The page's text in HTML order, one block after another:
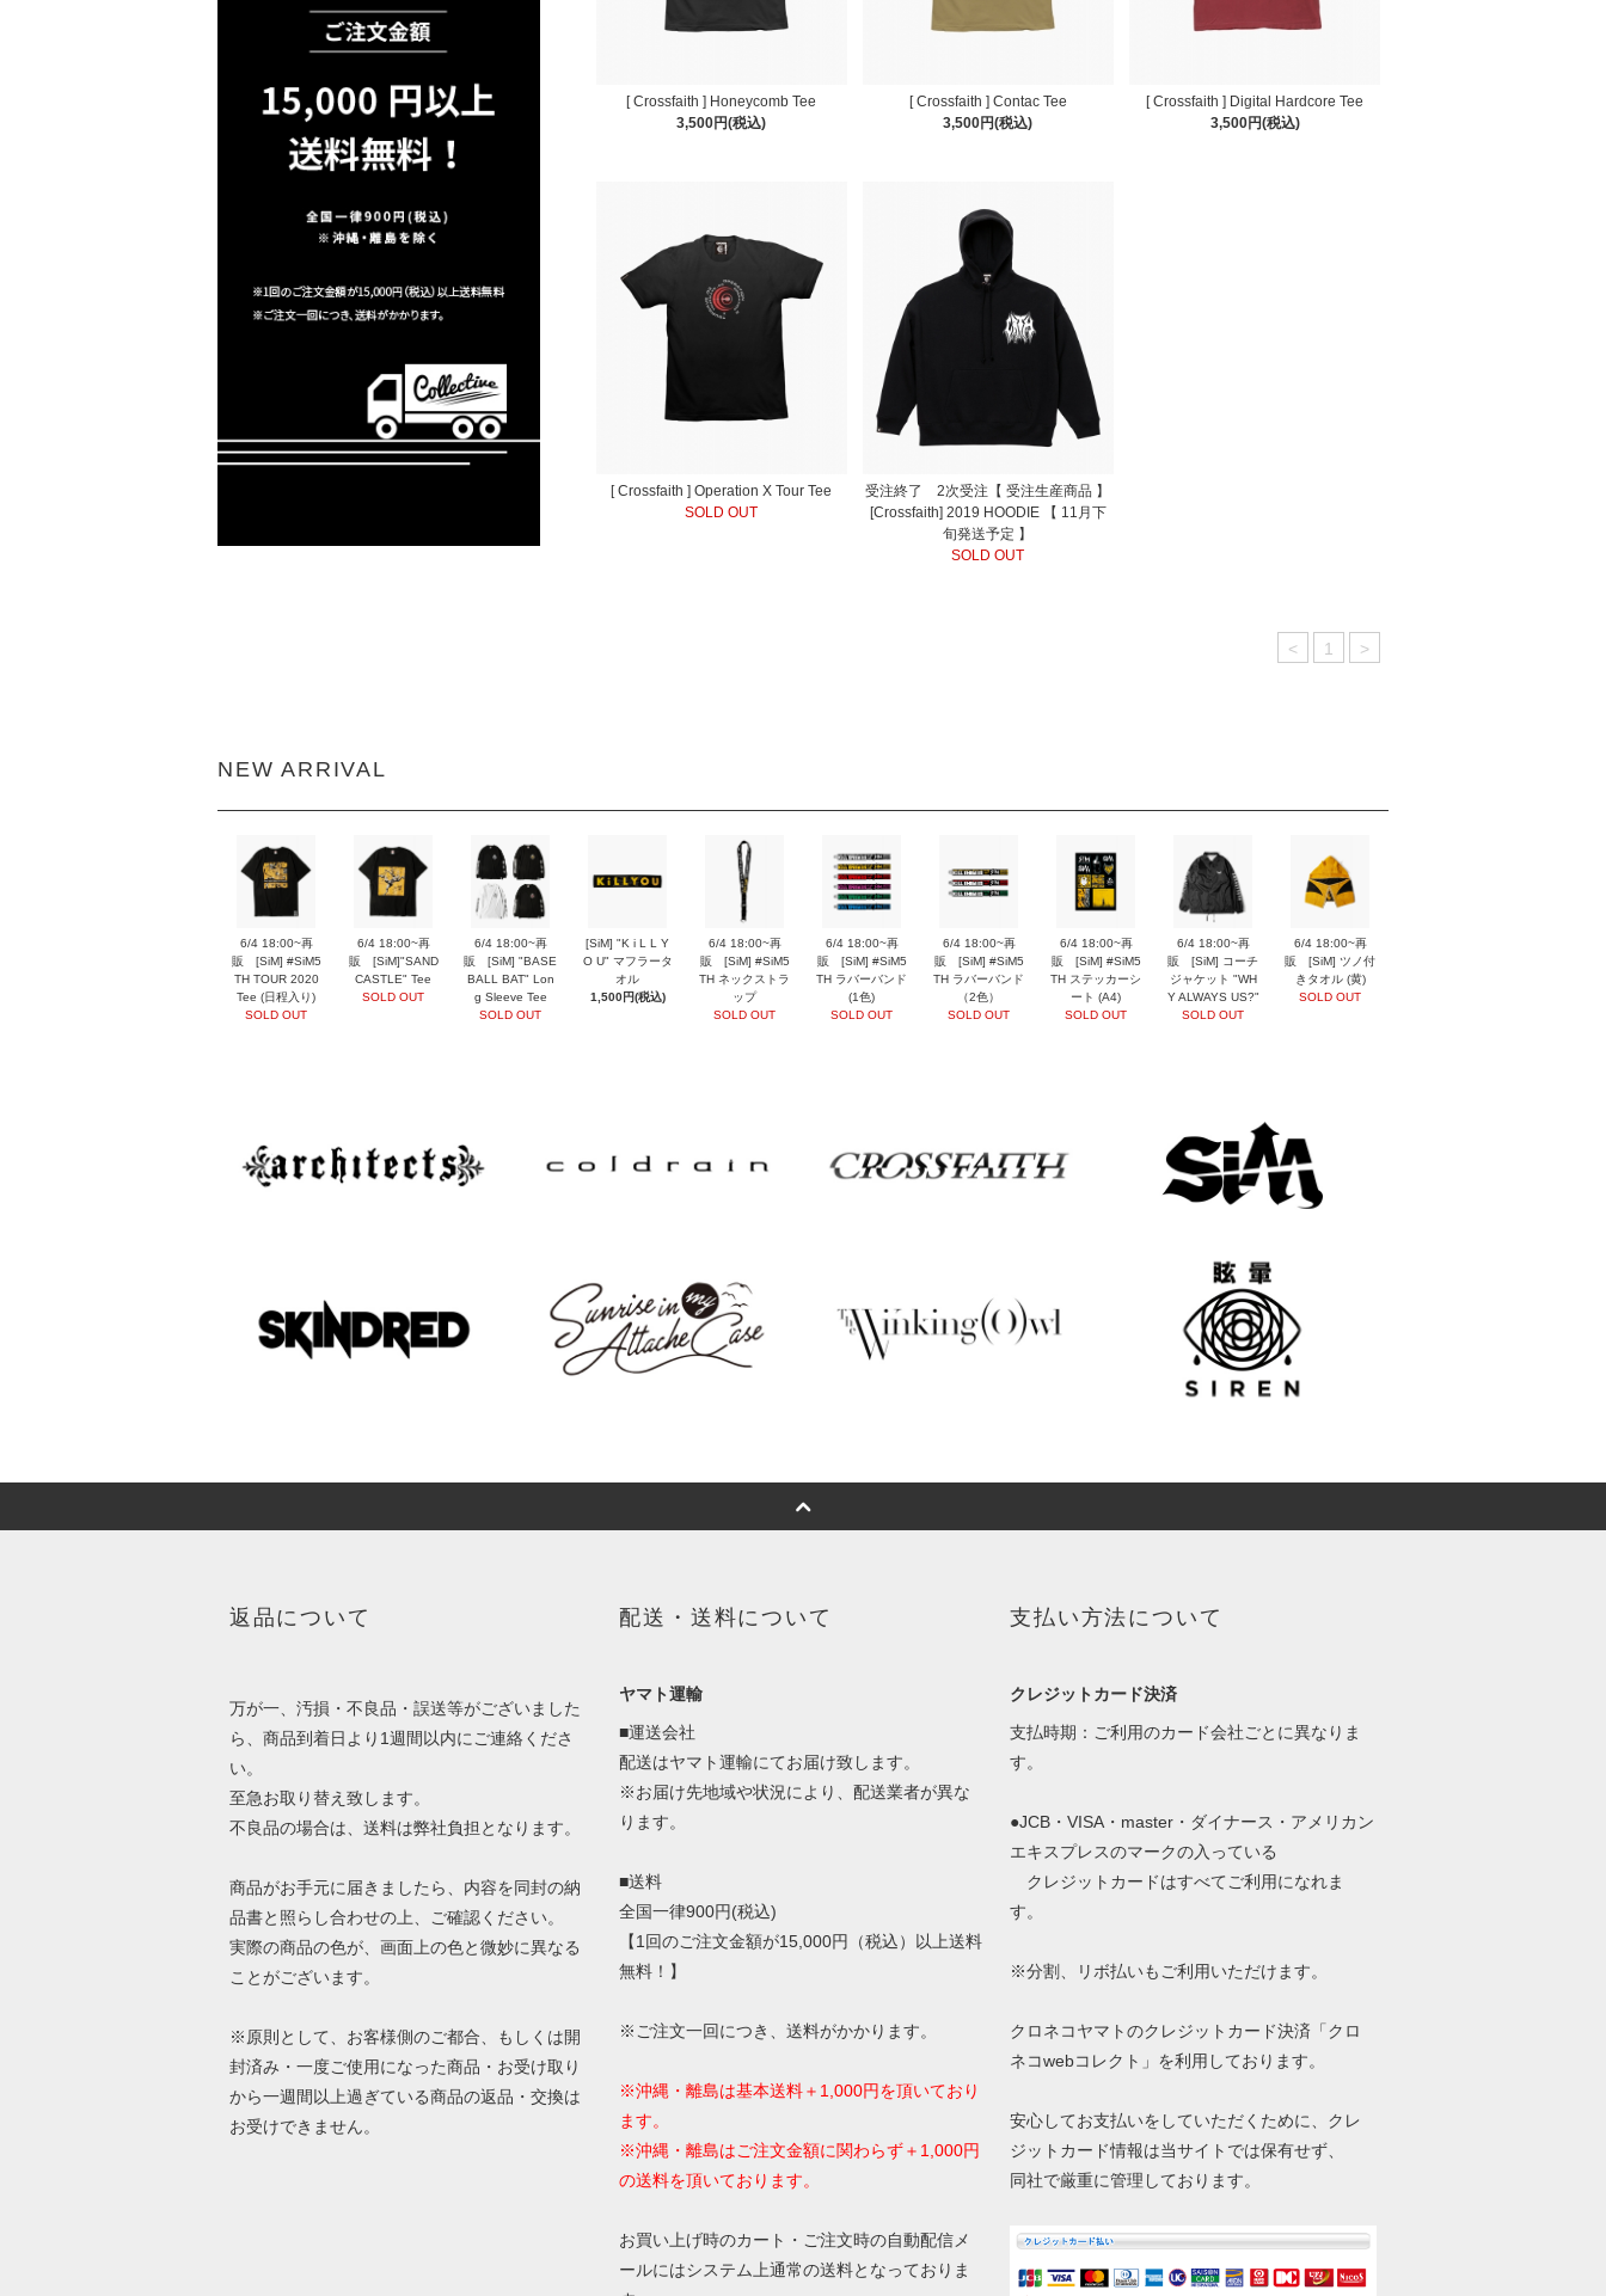
[ Crossfaith ] Honeycomb Tee
3,500円(税込)
[ Crossfaith ] Contac Tee
3,500円(税込)
[ Crossfaith ] Digital Hardcore Tee
3,500円(税込)
[ Crossfaith ] Operation X Tour Tee
SOLD OUT
受注終了 2次受注【 受注生産商品 】
[Crossfaith] 2019 HOODIE 【 11月下
旬発送予定 】
SOLD OUT
< 1 >
NEW ARRIVAL
6/4 18:00~再
販 [SiM] #SiM5
TH TOUR 2020
Tee (日程入り)
SOLD OUT
6/4 18:00~再
販 [SiM]"SAND
CASTLE" Tee
SOLD OUT
6/4 18:00~再
販 [SiM] "BASE
BALL BAT" Lon
g Sleeve Tee
SOLD OUT
[SiM] "K i L L Y
O U" マフラータ
オル
1,500円(税込)
6/4 18:00~再
販 [SiM] #SiM5
TH ネックストラ
ップ
SOLD OUT
6/4 18:00~再
販 [SiM] #SiM5
TH ラバーバンド
(1色)
SOLD OUT
6/4 18:00~再
販 [SiM] #SiM5
TH ラバーバンド
（2色）
SOLD OUT
6/4 18:00~再
販 [SiM] #SiM5
TH ステッカーシ
ート (A4)
SOLD OUT
6/4 18:00~再
販 [SiM] コーチ
ジャケット "WH
Y ALWAYS US?"
SOLD OUT
6/4 18:00~再
販 [SiM] ツノ付
きタオル (黄)
SOLD OUT
返品について
万が一、汚損・不良品・誤送等がございました
ら、商品到着日より1週間以内にご連絡くださ
い。
至急お取り替え致します。
不良品の場合は、送料は弊社負担となります。
商品がお手元に届きましたら、内容を同封の納
品書と照らし合わせの上、ご確認ください。
実際の商品の色が、画面上の色と微妙に異なる
ことがございます。
※原則として、お客様側のご都合、もしくは開
封済み・一度ご使用になった商品・お受け取り
から一週間以上過ぎている商品の返品・交換は
お受けできません。
配送・送料について
ヤマト運輸
■運送会社
配送はヤマト運輸にてお届け致します。
※お届け先地域や状況により、配送業者が異な
ります。
■送料
全国一律900円(税込)
【1回のご注文金額が15,000円（税込）以上送料
無料！】
※ご注文一回につき、送料がかかります。
※沖縄・離島は基本送料＋1,000円を頂いており
ます。
※沖縄・離島はご注文金額に関わらず＋1,000円
の送料を頂いております。
お買い上げ時のカート・ご注文時の自動配信メ
ールにはシステム上通常の送料となっておりま
支払い方法について
クレジットカード決済
支払時期：ご利用のカード会社ごとに異なりま
す。
●JCB・VISA・master・ダイナース・アメリカン
エキスプレスのマークの入っている
クレジットカードはすべてご利用になれま
す。
※分割、リボ払いもご利用いただけます。
クロネコヤマトのクレジットカード決済「クロ
ネコwebコレクト」を利用しております。
安心してお支払いをしていただくために、クレ
ジットカード情報は当サイトでは保有せず、
同社で厳重に管理しております。